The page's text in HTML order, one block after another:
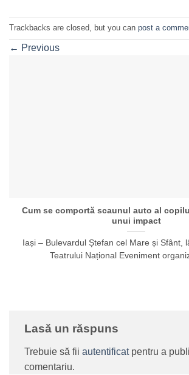
Trackbacks are closed, but you can post a
← Previous
Cum se comportă scaunul auto al
unui impact
Iași – Bulevardul Ștefan cel Mare și Sfânt,
Teatrului Național Eveniment
Lasă un răspuns
Trebuie să fii autentificatpentru a
comentariu.